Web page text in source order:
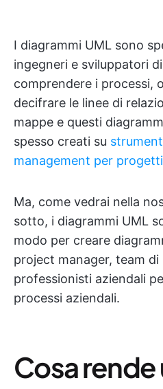
I diagrammi UML sono
ingegneri e sviluppatori
comprendere i processi,
decifrare le linee di
mappe e questi
spesso creati su
management per
Ma, come vedrai nella
sotto, i diagrammi UML
modo per creare
project manager, team
professionisti aziendali
processi aziendali.
Cosa rende